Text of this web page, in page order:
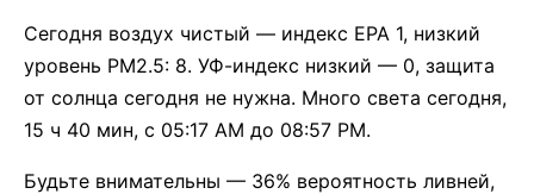
Сегодня воздух чистый — индекс EPA 1, низкий
уровень PM2.5: 8. УФ-индекс низкий — 0, защита
от солнца сегодня не нужна. Много света сегодня,
15 ч 40 мин, с 05:17 AM до 08:57 PM.
Будьте внимательны — 36% вероятность ливней,